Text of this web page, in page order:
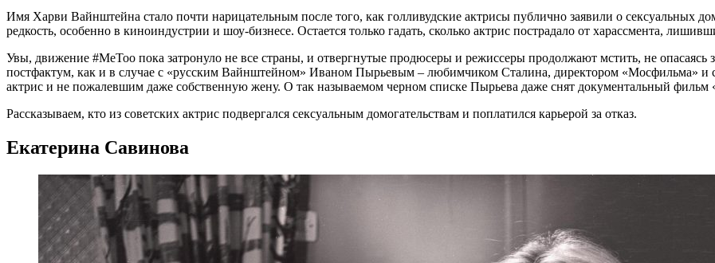
Имя Харви Вайнштейна стало почти нарицательным после того, как голливудские актрисы публично заявили о сексуальных
редкость, особенно в киноиндустрии и шоу-бизнесе. Остается только гадать, сколько актрис пострадало от харассмента,
Увы, движение #MeToo пока затронуло не все страны, и отвергнутые продюсеры и режиссеры продолжают мстить, не
постфактум, как и в случае с «русским Вайнштейном» Иваном Пырьевым – любимчиком Сталина, директором «Мосфильма»
актрис и не пожалевшим даже собственную жену. О так называемом черном списке Пырьева даже снят документальный
Рассказываем, кто из советских актрис подвергался сексуальным домогательствам и поплатился карьерой за отказ.
Екатерина Савинова